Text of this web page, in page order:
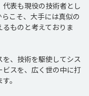
表も現役の技術者とし
こそ、大手には真似の
ものと考えておりま
、技術を駆使してシス
スを、広く世の中に打
。